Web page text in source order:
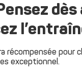
récompensée pour
exceptionnel.